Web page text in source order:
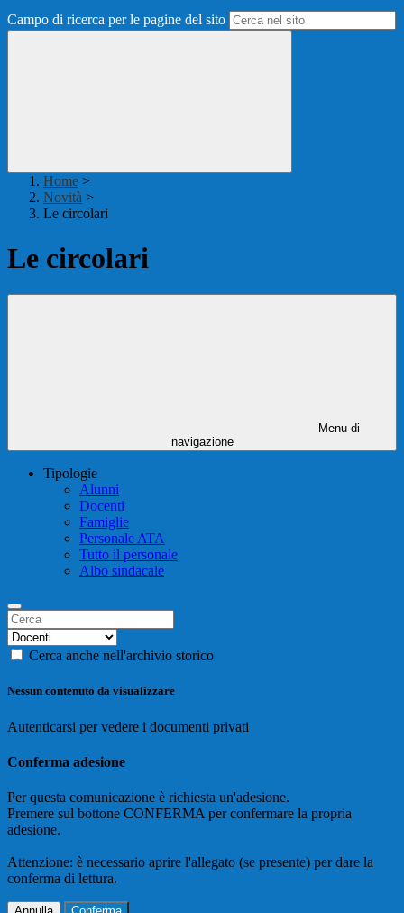
Campo di ricerca per le pagine del sito
Home >
Novità >
Le circolari
Le circolari
Menu di
navigazione
Tipologie
Alunni
Docenti
Famiglie
Personale ATA
Tutto il personale
Albo sindacale
Cerca anche nell'archivio storico
Nessun contenuto da visualizzare
Autenticarsi per vedere i documenti privati
Conferma adesione
Per questa comunicazione è richiesta un'adesione.
Premere sul bottone CONFERMA per confermare la propria
adesione.
Attenzione: è necessario aprire l'allegato (se presente) per dare la
conferma di lettura.